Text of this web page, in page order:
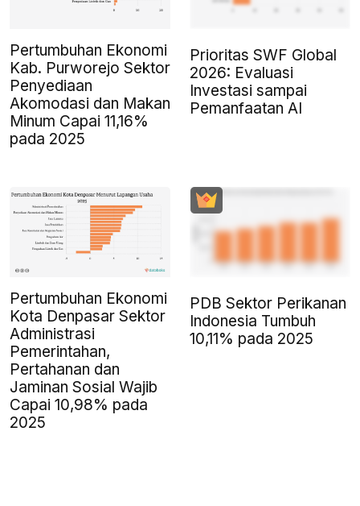
Pertumbuhan Ekonomi
Kab. Purworejo Sektor
Penyediaan
Akomodasi dan Makan
Minum Capai 11,16%
pada 2025
Prioritas SWF Global
2026: Evaluasi
Investasi sampai
Pemanfaatan AI
Pertumbuhan Ekonomi
Kota Denpasar Sektor
Administrasi
Pemerintahan,
Pertahanan dan
Jaminan Sosial Wajib
Capai 10,98% pada
2025
PDB Sektor Perikanan
Indonesia Tumbuh
10,11% pada 2025